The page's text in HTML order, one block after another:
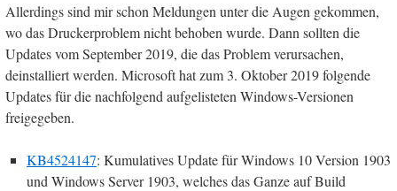
Allerdings sind mir schon Meldungen unter die Augen gekommen,
wo das Druckerproblem nicht behoben wurde. Dann sollten die
Updates vom September 2019, die das Problem verursachen,
deinstalliert werden. Microsoft hat zum 3. Oktober 2019 folgende
Updates für die nachfolgend aufgelisteten Windows-Versionen
freigegeben.
KB4524147: Kumulatives Update für Windows 10 Version 1903
und Windows Server 1903, welches das Ganze auf Build